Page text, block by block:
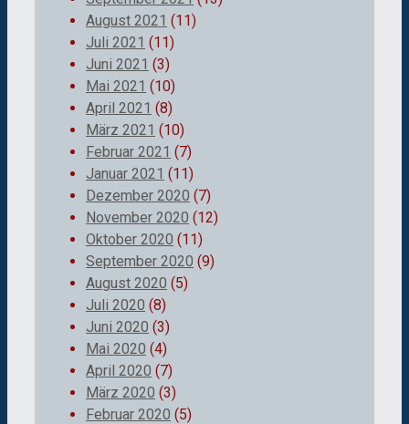
August 2021 (11)
Juli 2021 (11)
Juni 2021 (3)
Mai 2021 (10)
April 2021 (8)
März 2021 (10)
Februar 2021 (7)
Januar 2021 (11)
Dezember 2020 (7)
November 2020 (12)
Oktober 2020 (11)
September 2020 (9)
August 2020 (5)
Juli 2020 (8)
Juni 2020 (3)
Mai 2020 (4)
April 2020 (7)
März 2020 (3)
Februar 2020 (5)